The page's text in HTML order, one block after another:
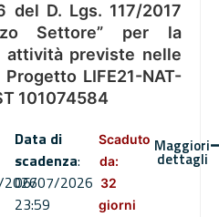
del D. Lgs. 117/2017
Settore” per la
attività previste nelle
LIFE21-NAT-
101074584
Data di
scadenza:
06/07/2026
23:59
Scaduto
da:
32
giorni
Maggiori
dettagli